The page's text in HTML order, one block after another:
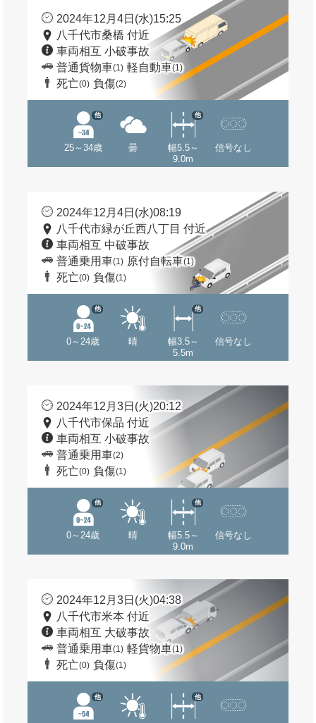
2024年12月4日(水)15:25
八千代市桑橋 付近
車両相互 小破事故
普通貨物車(1) 軽自動車(1)
死亡(0) 負傷(2)
25～34歳
他
曇
幅5.5～
9.0m
他
信号なし
2024年12月4日(水)08:19
八千代市緑が丘西八丁目 付近
車両相互 中破事故
普通乗用車(1) 原付自転車(1)
死亡(0) 負傷(1)
0～24歳
他
晴
幅3.5～
5.5m
他
信号なし
2024年12月3日(火)20:12
八千代市保品 付近
車両相互 小破事故
普通乗用車(2)
死亡(0) 負傷(1)
0～24歳
他
晴
幅5.5～
9.0m
他
信号なし
2024年12月3日(火)04:38
八千代市米本 付近
車両相互 大破事故
普通乗用車(1) 軽貨物車(1)
死亡(0) 負傷(1)
他 他